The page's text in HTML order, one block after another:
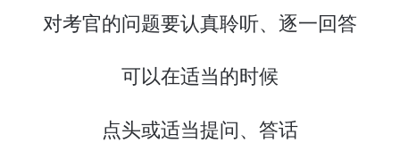
对考官的问题要认真聆听、逐一回答
可以在适当的时候
点头或适当提问、答话